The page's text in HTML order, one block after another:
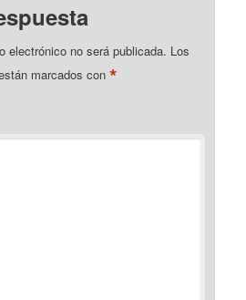
electrónico no será publicada. Los
marcados con*